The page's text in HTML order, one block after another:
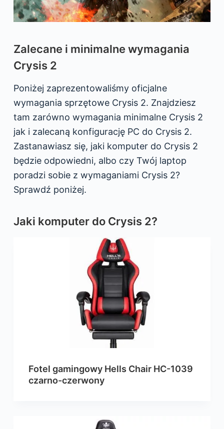
Zalecane i minimalne wymagania
Crysis 2
Poniżej zaprezentowaliśmy oficjalne
wymagania sprzętowe Crysis 2. Znajdziesz
tam zarówno wymagania minimalne Crysis 2
jak i zalecaną konfigurację PC do Crysis 2.
Zastanawiasz się, jaki komputer do Crysis 2
będzie odpowiedni, albo czy Twój laptop
poradzi sobie z wymaganiami Crysis 2?
Sprawdź poniżej.
Jaki komputer do Crysis 2?
Fotel gamingowy Hells Chair HC-1039
czarno-czerwony